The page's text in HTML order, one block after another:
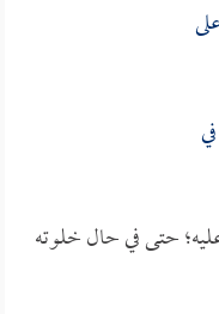
حتى في حال خلوته